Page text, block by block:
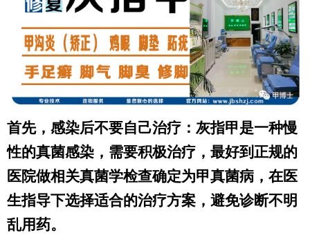
首先，感染后不要自己治疗：灰指甲是一种慢
性的真菌感染，需要积极治疗，最好到正规的
医院做相关真菌学检查确定为甲真菌病，在医
生指导下选择适合的治疗方案，避免诊断不明
乱用药。